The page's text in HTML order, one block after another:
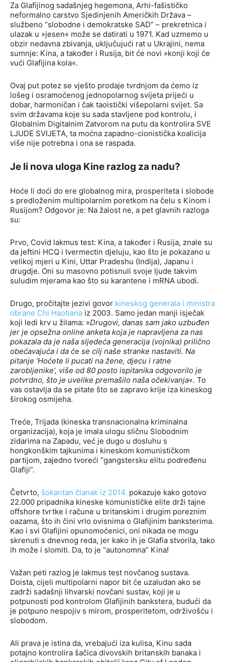
Za Glafijinog sadašnjeg hegemona, Arhi-fašističko
neformalno carstvo Sjedinjenih Američkih Država –
službeno “slobodne i demokratske SAD” – prekretnica i
ulazak u »jesen« može se datirati u 1971. Kad uzmemo u
obzir nedavna zbivanja, uključujući rat u Ukrajini, nema
sumnje: Kina, a također i Rusija, bit će novi »konji koji će
vući Glafijina kola«.
Ovaj put potez se vješto prodaje tvrdnjom da ćemo iz
lošeg i osramoćenog jednopolarnog svijeta prijeći u
dobar, harmoničan i čak taoistički višepolarni svijet. Sa
svim državama koje su sada stavljene pod kontrolu, i
Globalnim Digitalnim Zatvorom na putu da kontrolira SVE
LJUDE SVIJETA, ta moćna zapadno-cionistička koalicija
više nije potrebna i ona se raspada.
Je li nova uloga Kine razlog za nadu?
Hoće li doći do ere globalnog mira, prosperiteta i slobode
s predloženim multipolarnim poretkom na čelu s Kinom i
Rusijom? Odgovor je: Na žalost ne, a pet glavnih razloga
su:
Prvo, Covid lakmus test: Kina, a također i Rusija, znale su
da jeftini HCQ i Ivermectin djeluju, kao što je pokazano u
velikoj mjeri u Kini, Uttar Pradeshu (Indija), Japanu i
drugdje. Oni su masovno potisnuli svoje ljude takvim
suludim mjerama kao što su karantene i mRNA ubodi.
Drugo, pročitajte jezivi govor kineskog generala i ministra
obrane Chi Haotiana iz 2003. Samo jedan manji isječak
koji ledi krv u žilama: »Drugovi, danas sam jako uzbuđen
jer je opsežna online anketa koja je napravljena za nas
pokazala da je naša sljedeća generacija (vojnika) prilično
obećavajuća i da će se cilj naše stranke nastaviti. Na
pitanje ‘Hoćete li pucati na žene, djecu i ratne
zarobljenike’, više od 80 posto ispitanika odgovorilo je
potvrdno, što je uvelike premašilo naša očekivanja«. To
vas ostavlja da se pitate što se zapravo krije iza kineskog
širokog osmijeha.
Treće, Trijada (kineska transnacionalna kriminalna
organizacija), koja je imala ulogu sličnu Slobodnim
zidarima na Zapadu, već je dugo u dosluhu s
hongkonškim tajkunima i kineskom komunističkom
partijom, zajedno tvoreći “gangstersku elitu podređenu
Glafiji”.
Četvrto, šokantan članak iz 2014. pokazuje kako gotovo
22.000 pripadnika kineske komunističke elite drži tajne
offshore tvrtke i račune u britanskim i drugim poreznim
oazama, što ih čini vrlo ovisnima o Glafijinim banksterima.
Kao i svi Glafijini opunomoćenici, oni nikada ne mogu
skrenuti s dnevnog reda, jer kako ih je Glafia stvorila, tako
ih može i slomiti. Da, to je “autonomna” Kina!
Važan peti razlog je lakmus test novčanog sustava.
Doista, cijeli multipolarni napor bit će uzaludan ako se
zadrži sadašnji lihvarski novčani sustav, koji je u
potpunosti pod kontrolom Glafijinih bankstera, budući da
je potpuno nespojiv s mirom, prosperitetom, održivošću i
slobodom.
Ali prava je istina da, vrebajući iza kulisa, Kinu sada
potajno kontrolira šačica divovskih britanskih banaka i